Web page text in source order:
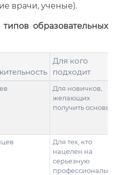
врачи, ученые).
образовательных
Для кого
подходит
Для новичков,
желающих
получить основы.
Для тех, кто
нацелен на
серьезную